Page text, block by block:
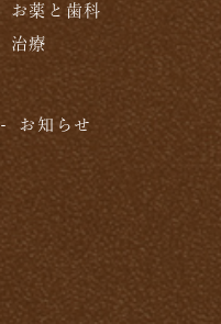
お薬と歯科
治療
お知らせ